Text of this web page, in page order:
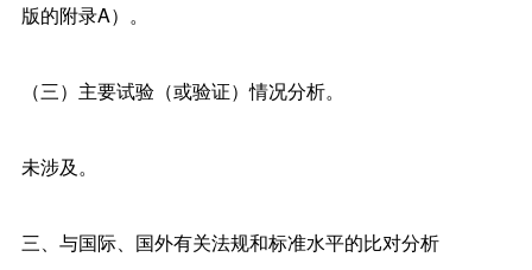
版的附录A）。
（三）主要试验（或验证）情况分析。
未涉及。
三、与国际、国外有关法规和标准水平的比对分析